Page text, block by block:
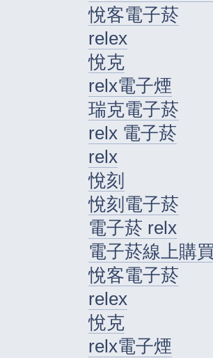
悅客電子菸
relex
悅克
relx電子煙
瑞克電子菸
relx 電子菸
relx
悅刻
悅刻電子菸
電子菸 relx
電子菸線上購
悅客電子菸
relex
悅克
relx電子煙